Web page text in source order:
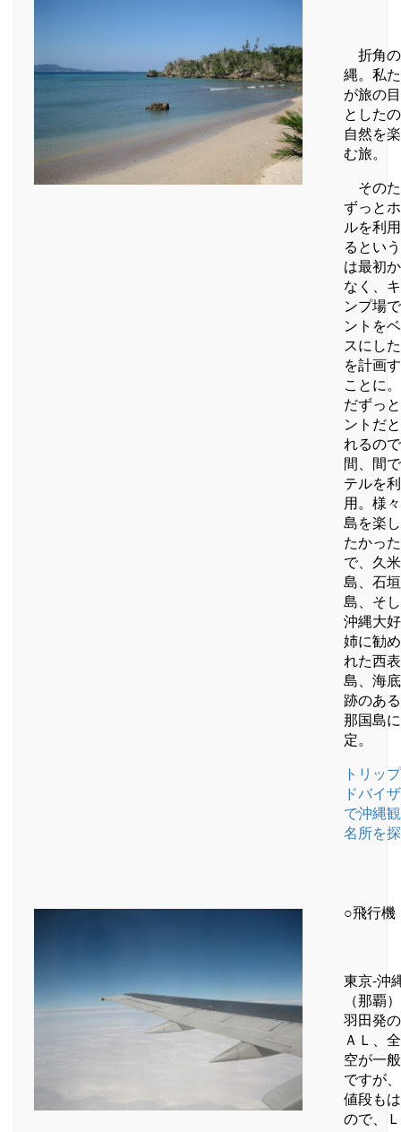
折角
縄。私
が旅の
とした
自然を
む旅。
その
ずっと
ルを利
るとい
は最初
なく、
ンプ場
ントを
スにし
を計画
ことに
だずっ
ントだ
れるの
間、間
テルを利
用。様
島を楽
たかっ
で、久米
島、石垣
島、そ
沖縄大
姉に勧
れた西表
島、海
跡のあ
那国島
定。
トリッ
ドバイ
で沖縄
名所を
○飛行機
東京-沖
（那覇
羽田発
ＡＬ、
空が一
ですが
値段も
ので、